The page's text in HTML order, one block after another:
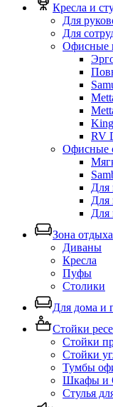
Кресла и
Для
Для
Офисные
King
RV
Офисные
Для
Для
Для
Зона отдыха
Диваны
Кресла
Пуфы
Столики
Для дома и
Стойки
Стойки
Стойки
Тумбы
Шкафы и
Стулья